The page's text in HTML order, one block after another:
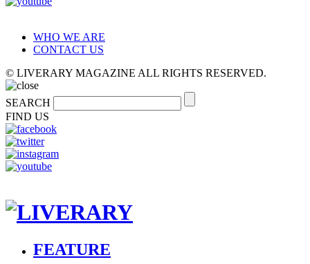
WHO WE ARE
CONTACT US
© LIVERARY MAGAZINE ALL RIGHTS RESERVED.
SEARCH
FIND US
FEATURE